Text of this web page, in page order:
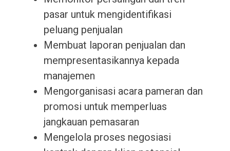
pasar untuk mengidentifikasi
peluang penjualan
Membuat laporan penjualan dan
mempresentasikannya kepada
manajemen
Mengorganisasi acara pameran dan
promosi untuk memperluas
jangkauan pemasaran
Mengelola proses negosiasi